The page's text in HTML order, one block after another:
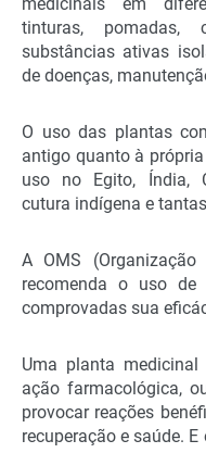
tinturas, pomadas,
substâncias ativas
de doenças,
O uso das plantas
antigo quanto à
uso no Egito, Índia,
cutura indígena e
A OMS
recomenda o uso de
comprovadas sua
Uma planta
ação farmacológica,
provocar reações
recuperação e saúde.